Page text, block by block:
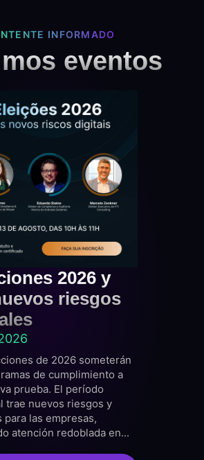
INFORMADO
eventos
2026 y
riesgos
de 2026 someterán
de cumplimiento a
prueba. El período
trae nuevos riesgos y
para las empresas,
atención redoblada en...